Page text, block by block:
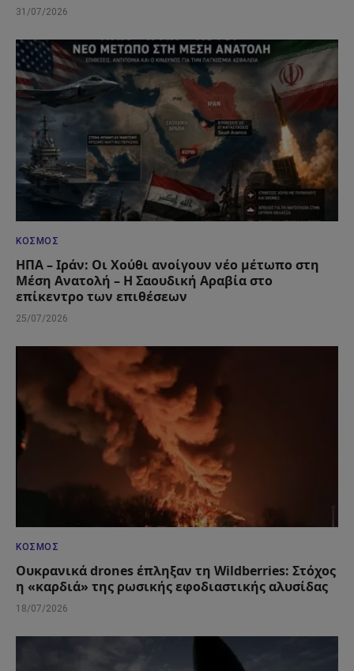
31/07/2026
ΚΌΣΜΟΣ
ΗΠΑ – Ιράν: Οι Χούθι ανοίγουν νέο μέτωπο στη
Μέση Ανατολή – Η Σαουδική Αραβία στο
επίκεντρο των επιθέσεων
25/07/2026
ΚΌΣΜΟΣ
Ουκρανικά drones έπληξαν τη Wildberries: Στόχος
η «καρδιά» της ρωσικής εφοδιαστικής αλυσίδας
18/07/2026